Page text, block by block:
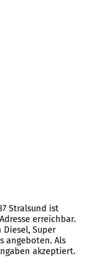
Stralsund ist
erreichbar.
Super
angeboten. Als
akzeptiert.